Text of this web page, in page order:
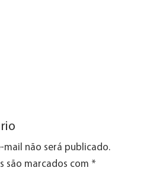
mail não será publicado.
são marcados com *